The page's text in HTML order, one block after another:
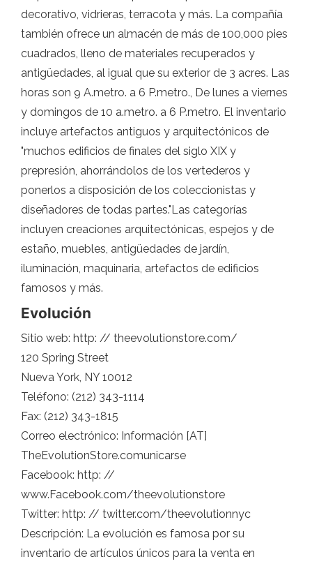
decorativo, vidrieras, terracota y más. La compañía
también ofrece un almacén de más de 100,000 pies
cuadrados, lleno de materiales recuperados y
antigüedades, al igual que su exterior de 3 acres. Las
horas son 9 A.metro. a 6 P.metro., De lunes a viernes
y domingos de 10 a.metro. a 6 P.metro. El inventario
incluye artefactos antiguos y arquitectónicos de
"muchos edificios de finales del siglo XIX y
prepresión, ahorrándolos de los vertederos y
ponerlos a disposición de los coleccionistas y
diseñadores de todas partes."Las categorías
incluyen creaciones arquitectónicas, espejos y de
estaño, muebles, antigüedades de jardín,
iluminación, maquinaria, artefactos de edificios
famosos y más.
Evolución
Sitio web: http: // theevolutionstore.com/
120 Spring Street
Nueva York, NY 10012
Teléfono: (212) 343-1114
Fax: (212) 343-1815
Correo electrónico: Información [AT]
TheEvolutionStore.comunicarse
Facebook: http: //
www.Facebook.com/theevolutionstore
Twitter: http: // twitter.com/theevolutionnyc
Descripción: La evolución es famosa por su
inventario de artículos únicos para la venta en